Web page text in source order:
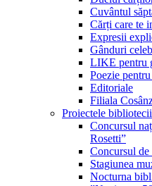
Cuvântul
Cărți care te
Expresii
Gânduri
LIKE pentru
Poezie
Editoriale
Filiala
Proiectele bibliotecii
Concursul
Rosetti”
Concursul
Stagiunea
Nocturna